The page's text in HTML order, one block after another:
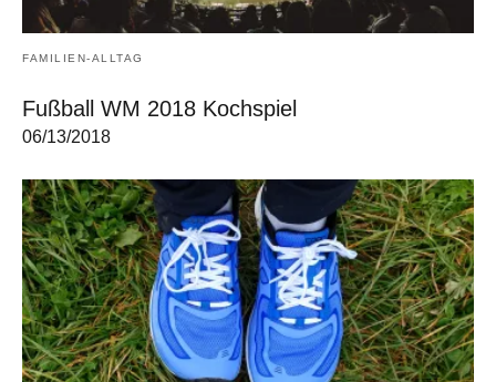
FAMILIEN-ALLTAG
Fußball WM 2018 Kochspiel
06/13/2018